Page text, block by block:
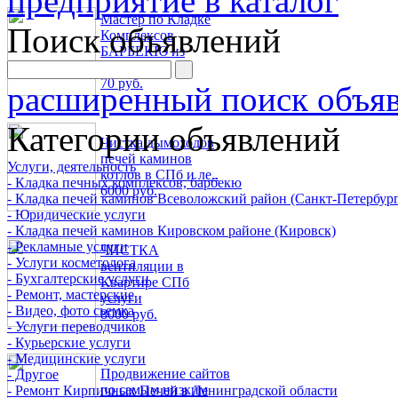
Мастер по Кладке
Комплексов
БАРБЕКЮ из
70 руб.
Чистка дымоходов
печей каминов
котлов в СПб и ле..
6000 руб.
ЧИСТКА
вентиляции в
Квартире СПб
услуги
8000 руб.
Продвижение сайтов
по самым низким
Поиск объявлений
расширенный поиск
Категории объявлений
Услуги, деятельность
- Кладка печных комплексов, барбекю
- Кладка печей каминов Всеволожский район (Санкт-
- Юридические услуги
- Кладка печей каминов Кировском районе (Кировск)
- Рекламные услуги
- Услуги косметолога
- Бухгалтерские услуги
- Ремонт, мастерские
- Видео, фото сьемка
- Услуги переводчиков
- Курьерские услуги
- Медицинские услуги
- Другое
- Ремонт Кирпичных Печей в Ленинградской области